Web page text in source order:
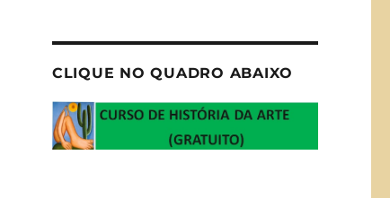
CLIQUE NO QUADRO ABAIXO